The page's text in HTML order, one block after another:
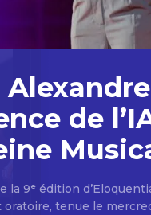
de
la 9ᵉ édition
oratoire, tenue le